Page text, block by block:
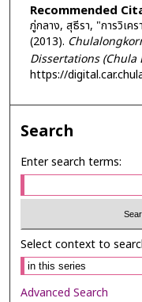
Recommended
ภู่กลาง, สุธีรา, "การวิเค
(2013).
Dissertations (Chula
https://
Search
Enter search terms:
Select context to
Advanced Search